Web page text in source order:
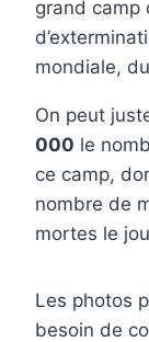
grand camp
mondiale, du
On peut
000 le
ce camp,
nombre de
mortes le
Les photos
besoin de